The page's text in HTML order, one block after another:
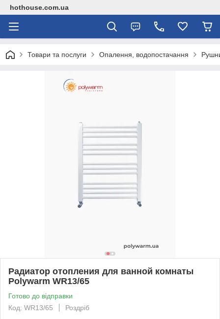
hothouse.com.ua
Товари та послуги Опалення, водопостачання
Радиатор отопления для ванной комнаты
Polywarm WR13/65
Готово до відправки
Код: WR13/65
Роздріб